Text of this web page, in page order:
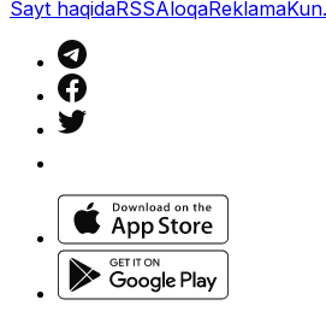
Sayt haqidaRSSAloqaReklama